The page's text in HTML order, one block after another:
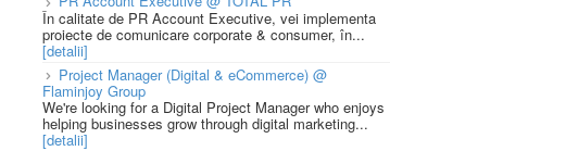
În calitate de PR Account Executive, vei implementa
proiecte de comunicare corporate & consumer, în...
[detalii]
Project Manager (Digital & eCommerce) @
Flaminjoy Group
We're looking for a Digital Project Manager who enjoys
helping businesses grow through digital marketing...
[detalii]